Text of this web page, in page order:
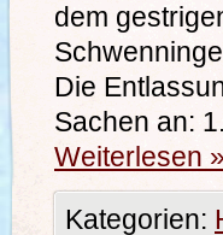
dem
Die
Sachen an:
Weiterlesen »
Kategorien: